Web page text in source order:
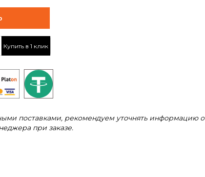
Купить в 1 клик
поставками, рекомендуем уточнять информацию о
при заказе.